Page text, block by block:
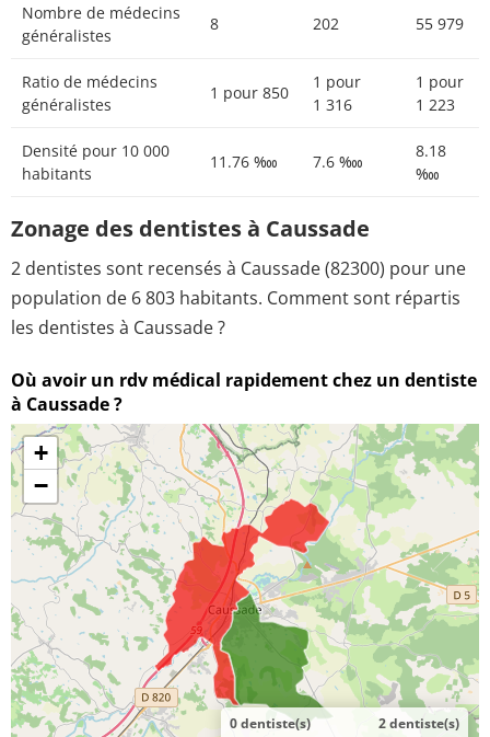
Nombre de médecins
généralistes
8 202 55 979
Ratio de médecins
généralistes
1 pour 850
1 pour
1 316
1 pour
1 223
Densité pour 10 000
habitants
11.76 ‱ 7.6 ‱
8.18
‱
Zonage des dentistes à Caussade
2 dentistes sont recensés à Caussade (82300) pour une
population de 6 803 habitants. Comment sont répartis
les dentistes à Caussade ?
Où avoir un rdv médical rapidement chez un dentiste
à Caussade ?
+
−
0 dentiste(s) 2 dentiste(s)